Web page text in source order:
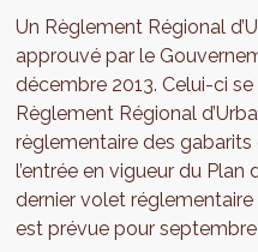
Un Règlement Régional
approuvé par le
décembre 2013. Celui-ci
Règlement Régional
règlementaire des
l’entrée en vigueur du Plan
dernier volet
est prévue pour septembre